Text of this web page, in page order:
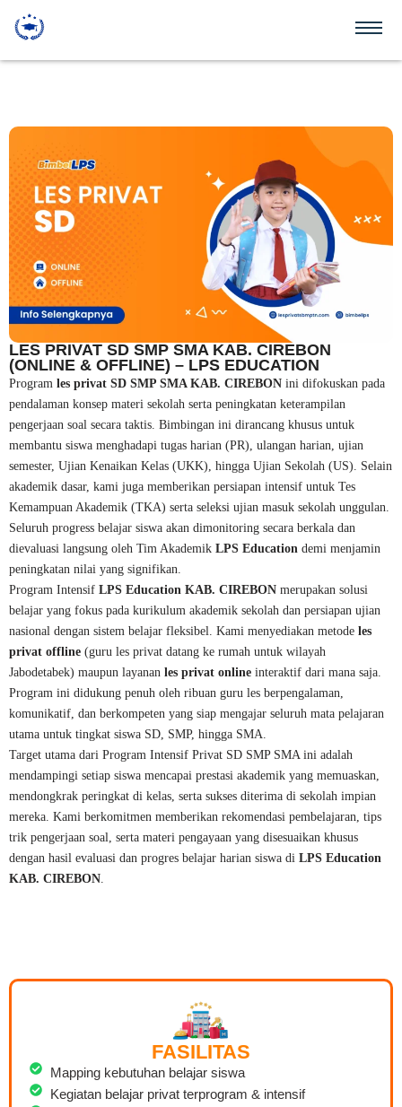
LES PRIVAT SD SMP SMA KAB. CIREBON
(ONLINE & OFFLINE) – LPS EDUCATION
Program les privat SD SMP SMA KAB. CIREBON ini difokuskan pada
pendalaman konsep materi sekolah serta peningkatan keterampilan
pengerjaan soal secara taktis. Bimbingan ini dirancang khusus untuk
membantu siswa menghadapi tugas harian (PR), ulangan harian, ujian
semester, Ujian Kenaikan Kelas (UKK), hingga Ujian Sekolah (US). Selain
akademik dasar, kami juga memberikan persiapan intensif untuk Tes
Kemampuan Akademik (TKA) serta seleksi ujian masuk sekolah unggulan.
Seluruh progress belajar siswa akan dimonitoring secara berkala dan
dievaluasi langsung oleh Tim Akademik LPS Education demi menjamin
peningkatan nilai yang signifikan.
Program Intensif LPS Education KAB. CIREBON merupakan solusi
belajar yang fokus pada kurikulum akademik sekolah dan persiapan ujian
nasional dengan sistem belajar fleksibel. Kami menyediakan metode les
privat offline (guru les privat datang ke rumah untuk wilayah
Jabodetabek) maupun layanan les privat online interaktif dari mana saja.
Program ini didukung penuh oleh ribuan guru les berpengalaman,
komunikatif, dan berkompeten yang siap mengajar seluruh mata pelajaran
utama untuk tingkat siswa SD, SMP, hingga SMA.
Target utama dari Program Intensif Privat SD SMP SMA ini adalah
mendampingi setiap siswa mencapai prestasi akademik yang memuaskan,
mendongkrak peringkat di kelas, serta sukses diterima di sekolah impian
mereka. Kami berkomitmen memberikan rekomendasi pembelajaran, tips
trik pengerjaan soal, serta materi pengayaan yang disesuaikan khusus
dengan hasil evaluasi dan progres belajar harian siswa di LPS Education
KAB. CIREBON
FASILITAS
Mapping kebutuhan belajar siswa
Kegiatan belajar privat terprogram & intensif